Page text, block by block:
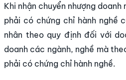
Khi nhận chuyển nhượng doanh
phải có chứng chỉ hành nghề
nhân theo quy định đối với
doanh các ngành, nghề mà
phải có chứng chỉ hành nghề.